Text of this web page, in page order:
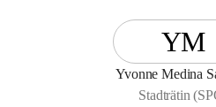
YM
Yvonne Medina
Stadträtin